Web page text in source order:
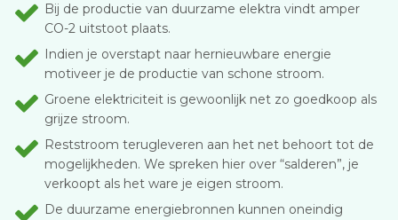
Bij de productie van duurzame elektra vindt amper
CO-2 uitstoot plaats.
Indien je overstapt naar hernieuwbare energie
motiveer je de productie van schone stroom.
Groene elektriciteit is gewoonlijk net zo goedkoop als
grijze stroom.
Reststroom terugleveren aan het net behoort tot de
mogelijkheden. We spreken hier over “salderen”, je
verkoopt als het ware je eigen stroom.
De duurzame energiebronnen kunnen oneindig